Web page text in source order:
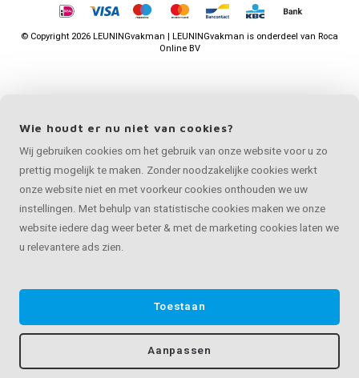
© Copyright 2026 LEUNINGvakman | LEUNINGvakman is onderdeel van Roca
Online BV
Wie houdt er nu niet van cookies?
Wij gebruiken cookies om het gebruik van onze website voor u zo
prettig mogelijk te maken. Zonder noodzakelijke cookies werkt
onze website niet en met voorkeur cookies onthouden we uw
instellingen. Met behulp van statistische cookies maken we onze
website iedere dag weer beter & met de marketing cookies laten we
u relevantere ads zien.
Toestaan
Aanpassen